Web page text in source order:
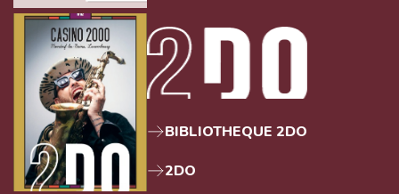
BIBLIOTHEQUE 2DO
2DO